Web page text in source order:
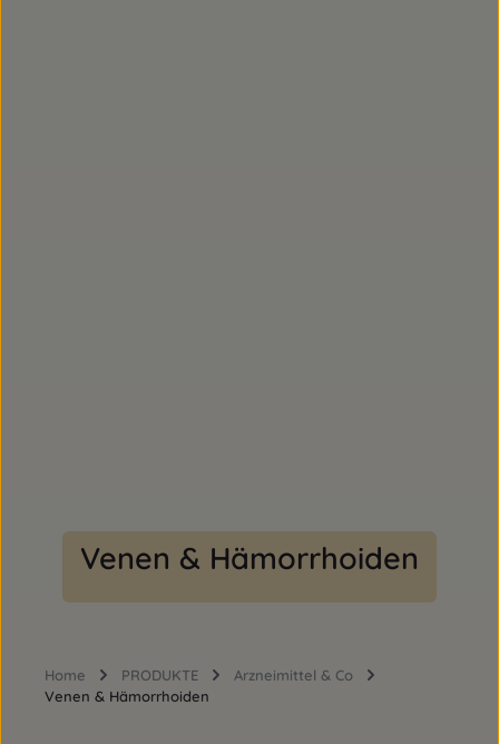
Venen & Hämorrhoiden
Home PRODUKTE
Arzneimittel & Co
Venen & Hämorrhoiden